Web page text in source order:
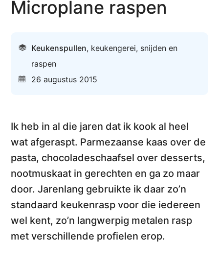
Microplane raspen
Keukenspullen, keukengerei, snijden en
raspen
26 augustus 2015
Ik heb in al die jaren dat ik kook al heel
wat afgeraspt. Parmezaanse kaas over de
pasta, chocoladeschaafsel over desserts,
nootmuskaat in gerechten en ga zo maar
door. Jarenlang gebruikte ik daar zo’n
standaard keukenrasp voor die iedereen
wel kent, zo’n langwerpig metalen rasp
met verschillende profielen erop.